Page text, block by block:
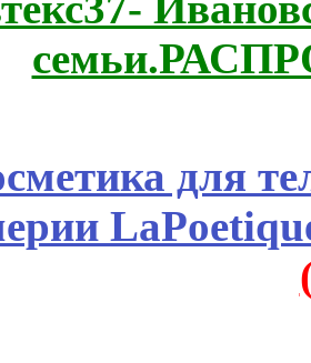
для